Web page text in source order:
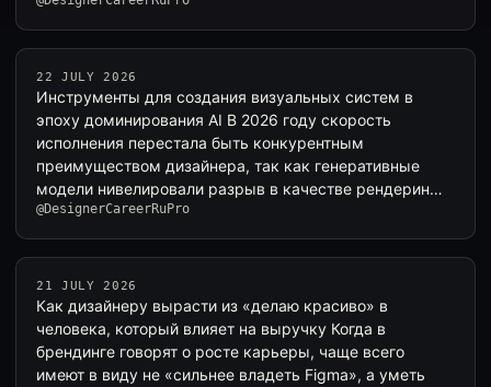
22 JULY 2026
Инструменты для создания визуальных систем в
эпоху доминирования AI В 2026 году скорость
исполнения перестала быть конкурентным
преимуществом дизайнера, так как генеративные
модели нивелировали разрыв в качестве рендерин…
@DesignerCareerRuPro
21 JULY 2026
Как дизайнеру вырасти из «делаю красиво» в
человека, который влияет на выручку Когда в
брендинге говорят о росте карьеры, чаще всего
имеют в виду не «сильнее владеть Figma», а уметь